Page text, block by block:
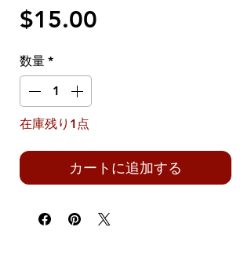
$15.00
数量 *
在庫残り1点
カートに追加する